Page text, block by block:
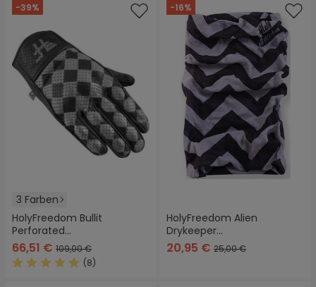
-39%
3 Farben
HolyFreedom Bullit
Perforated
Motorradhandschuhe
66,51 € 109,00 €
(8)
-16%
HolyFreedom Alien
Drykeeper
Multifunktionstuch
20,95 € 25,00 €